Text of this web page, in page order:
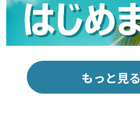
もっと見る